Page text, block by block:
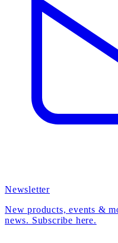
Newsletter
New products, events &
news. Subscribe here.